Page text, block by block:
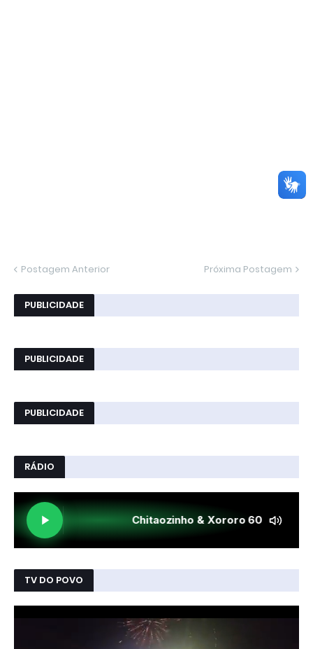
Postagem Anterior Próxima Postagem
PUBLICIDADE
PUBLICIDADE
PUBLICIDADE
RÁDIO
TV DO POVO